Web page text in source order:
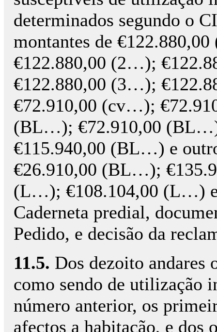
determinados segundo o
montantes de
€122.880,00 (2…);
€122.880,00 (3…);
€72.910,00 (cv…);
(BL…); €72.910,00
€115.940,00 (BL…) e
€26.910,00 (BL…);
(L…); €108.104,00 (L…)
Caderneta predial,
Pedido, e decisão da
11.5. Dos dezoito andares
como sendo de utilização
número anterior, os
afectos a habitação, e